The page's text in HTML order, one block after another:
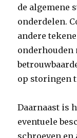
de algemene
onderdelen.
andere
onderhouden
op storingen
Daarnaast is
eventuele
schroeven en